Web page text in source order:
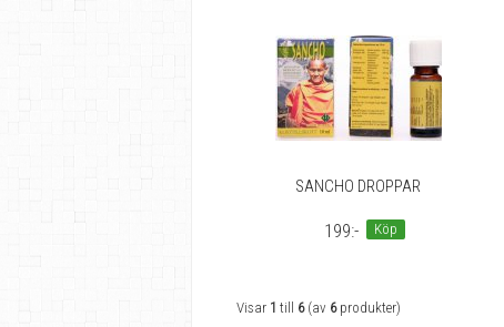
SANCHO DROPPAR
199:- Köp
Visar 1 till 6(av 6produkter)